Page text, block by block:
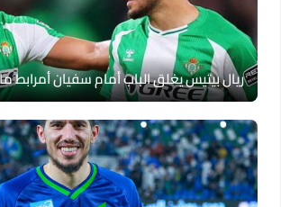
ريال بيتيس يغلق الباب أمام سفيان أمرابط ماليًا